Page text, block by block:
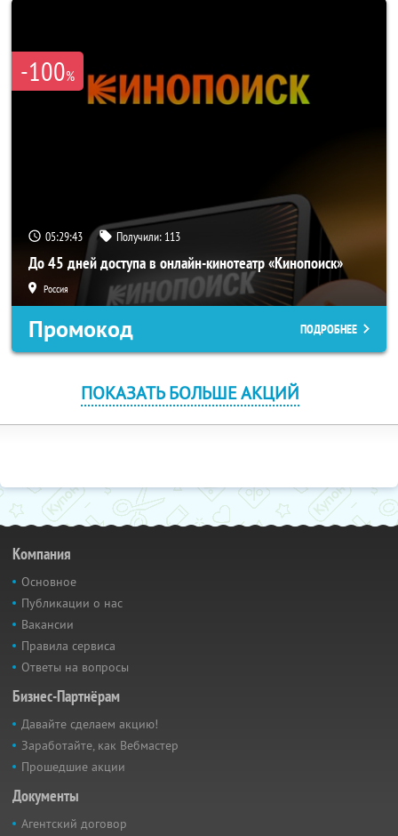
-100%
05:29:42 Получили: 113
До 45 дней доступа в онлайн-кинотеатр «Кинопоиск»
Россия
Промокод ПОДРОБНЕЕ
ПОКАЗАТЬ БОЛЬШЕ АКЦИЙ
Компания
Основное
Публикации о нас
Вакансии
Правила сервиса
Ответы на вопросы
Бизнес-Партнёрам
Давайте сделаем акцию!
Заработайте, как Вебмастер
Прошедшие акции
Документы
Агентский договор